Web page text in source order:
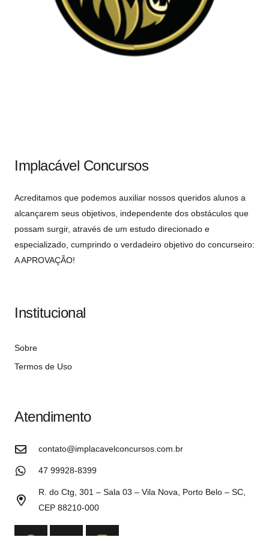
Implacável Concursos
Acreditamos que podemos auxiliar nossos queridos alunos a
alcançarem seus objetivos, independente dos obstáculos que
possam surgir, através de um estudo direcionado e
especializado, cumprindo o verdadeiro objetivo do concurseiro:
A APROVAÇÃO!
Institucional
Sobre
Termos de Uso
Atendimento
contato@implacavelconcursos.com.br
47 99928-8399
R. do Ctg, 301 – Sala 03 – Vila Nova, Porto Belo – SC,
CEP 88210-000